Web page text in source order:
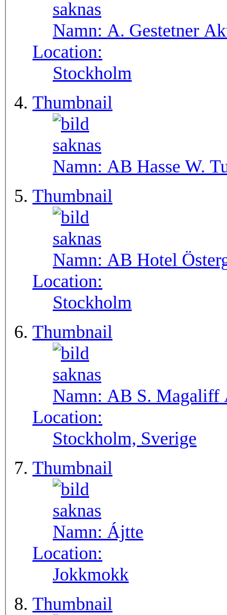
Namn: A. Gestetner
Location:
Stockholm
Thumbnail
Namn: AB Hasse W.
Thumbnail
Namn: AB Hotel
Location:
Stockholm
Thumbnail
Namn: AB S. Magaliff
Location:
Stockholm, Sverige
Thumbnail
Namn: Ájtte
Location:
Jokkmokk
Thumbnail